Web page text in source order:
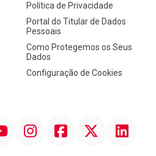
Política de Privacidade
Portal do Titular de Dados
Pessoais
Como Protegemos os Seus
Dados
Configuração de Cookies
InstagramFacebookTwitter Linkedin